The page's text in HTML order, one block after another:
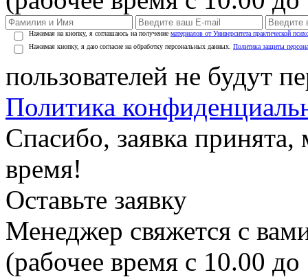
Нажимая на кнопку, я соглашаюсь на получение материалов от Университета практической
Нажимая кнопку, я даю согласие на обработку персональных данных. Политика защиты
пользователей не будут
Политика
Спасибо, заявка
время!
Оставьте заявку
Менеджер свяжется с
(рабочее время с 10.00